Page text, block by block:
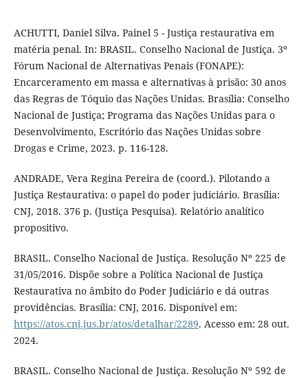
ACHUTTI, Daniel Silva. Painel 5 - Justiça restaurativa em
matéria penal. In: BRASIL. Conselho Nacional de Justiça. 3º
Fórum Nacional de Alternativas Penais (FONAPE):
Encarceramento em massa e alternativas à prisão: 30 anos
das Regras de Tóquio das Nações Unidas. Brasília: Conselho
Nacional de Justiça; Programa das Nações Unidas para o
Desenvolvimento, Escritório das Nações Unidas sobre
Drogas e Crime, 2023. p. 116-128.
ANDRADE, Vera Regina Pereira de (coord.). Pilotando a
Justiça Restaurativa: o papel do poder judiciário. Brasília:
CNJ, 2018. 376 p. (Justiça Pesquisa). Relatório analítico
propositivo.
BRASIL. Conselho Nacional de Justiça. Resolução Nº 225 de
31/05/2016. Dispõe sobre a Política Nacional de Justiça
Restaurativa no âmbito do Poder Judiciário e dá outras
providências. Brasília: CNJ, 2016. Disponível em:
https://atos.cnj.jus.br/atos/detalhar/2289. Acesso em: 28 out.
2024.
BRASIL. Conselho Nacional de Justiça. Resolução Nº 592 de